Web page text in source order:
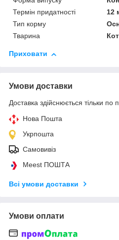
Термін придатності
12
Тип корму
Тварина
Приховати
Умови доставки
Доставка здійснюється тільки по
Нова Пошта
Укрпошта
Самовивіз
Meest ПОШТА
Всі умови доставки
Умови оплати